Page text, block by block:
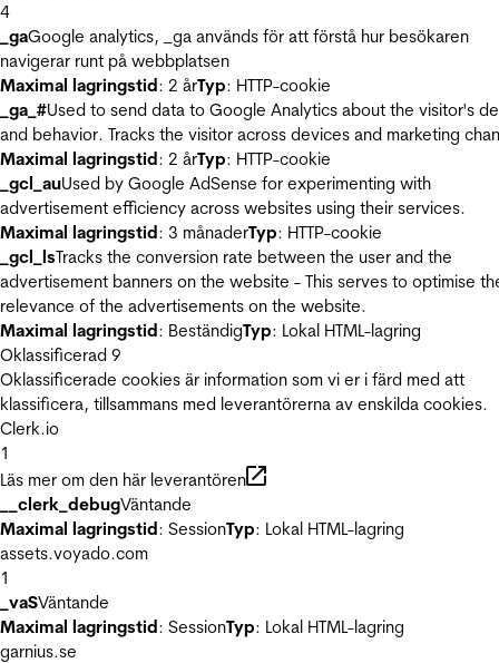
4
_gaGoogle analytics, _ga används för att förstå hur besökaren
navigerar runt på webbplatsen
Maximal lagringstid: 2 årTyp: HTTP-cookie
_ga_#Used to send data to Google Analytics about the visitor's
and behavior. Tracks the visitor across devices and marketing
Maximal lagringstid: 2 årTyp: HTTP-cookie
_gcl_auUsed by Google AdSense for experimenting with
advertisement efficiency across websites using their services.
Maximal lagringstid: 3 månaderTyp: HTTP-cookie
_gcl_lsTracks the conversion rate between the user and the
advertisement banners on the website - This serves to optimise
relevance of the advertisements on the website.
Maximal lagringstid: BeständigTyp: Lokal HTML-lagring
Oklassificerad 9
Oklassificerade cookies är information som vi er i färd med att
klassificera, tillsammans med leverantörerna av enskilda cookies.
Clerk.io
1
Läs mer om den här leverantören
__clerk_debugVäntande
Maximal lagringstid: SessionTyp: Lokal HTML-lagring
assets.voyado.com
1
_vaSVäntande
Maximal lagringstid: SessionTyp: Lokal HTML-lagring
garnius.se